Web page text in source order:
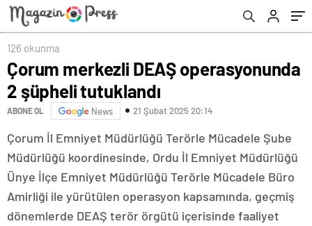
126 okunma
Çorum merkezli DEAŞ operasyonunda
2 şüpheli tutuklandı
ABONE OL News 21 Şubat 2025 20:14
Çorum İl Emniyet Müdürlüğü Terörle Mücadele Şube
Müdürlüğü koordinesinde, Ordu İl Emniyet Müdürlüğü
Ünye İlçe Emniyet Müdürlüğü Terörle Mücadele Büro
Amirliği ile yürütülen operasyon kapsamında, geçmiş
dönemlerde DEAŞ terör örgütü içerisinde faaliyet